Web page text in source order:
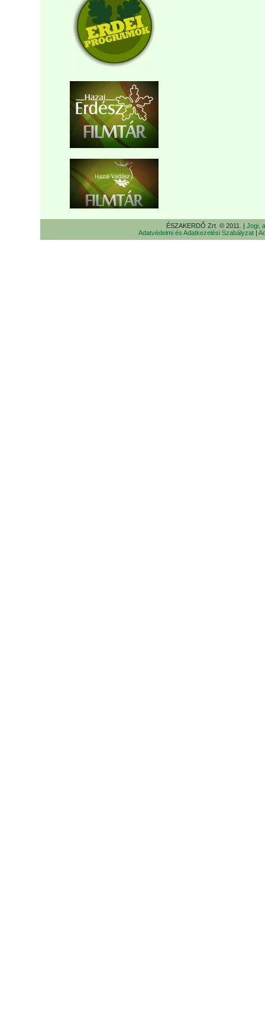
ÉSZAKERDŐ Zrt. © 2011. | Jogi,
Adatvédelmi és Adatkezelési Szabályzat|